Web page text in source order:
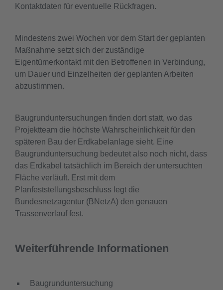
Kontaktdaten für eventuelle Rückfragen.
Mindestens zwei Wochen vor dem Start der geplanten
Maßnahme setzt sich der zuständige
Eigentümerkontakt mit den Betroffenen in Verbindung,
um Dauer und Einzelheiten der geplanten Arbeiten
abzustimmen.
Baugrunduntersuchungen finden dort statt, wo das
Projektteam die höchste Wahrscheinlichkeit für den
späteren Bau der Erdkabelanlage sieht. Eine
Baugrunduntersuchung bedeutet also noch nicht, dass
das Erdkabel tatsächlich im Bereich der untersuchten
Fläche verläuft. Erst mit dem
Planfeststellungsbeschluss legt die
Bundesnetzagentur (BNetzA) den genauen
Trassenverlauf fest.
Weiterführende Informationen
Baugrunduntersuchung